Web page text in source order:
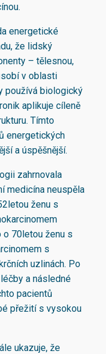
energetické
že lidský
– tělesnou,
v oblasti
používá biologický
aplikuje cíleně
Tímto
energetických
a úspěšnější.
zahrnovala
medicína neuspěla
ženu s
o 70letou ženu s
s
uzlinách. Po
a následné
pacientů
přežití s vysokou
ukazuje, že